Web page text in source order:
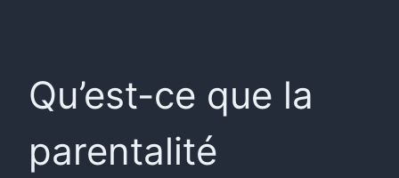
Qu’est-ce que la
parentalité